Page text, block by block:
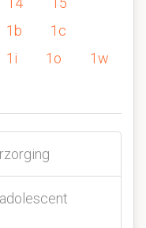
1b
1c
1i 1o
1w